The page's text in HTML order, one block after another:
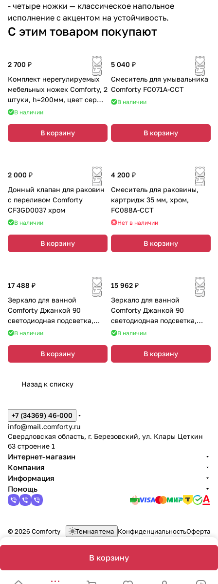
- четыре ножки — классическое напольное
исполнение с акцентом на устойчивость.
С этим товаром покупают
2 700 ₽
Комплект нерегулируемых
мебельных ножек Comforty, 2
штуки, h=200мм, цвет серый
шёлк
В наличии
В корзину
5 040 ₽
Смеситель для умывальника
Comforty FC071A-CCT
В наличии
В корзину
2 000 ₽
Донный клапан для раковин
с переливом Comforty
CF3GD0037 хром
В наличии
В корзину
4 200 ₽
Смеситель для раковины,
картридж 35 мм, хром,
FC088A-CCT
Нет в наличии
В корзину
17 488 ₽
Зеркало для ванной
Comforty Джанкой 90
светодиодная подсветка,
бесконтактный сенсор,
В наличии
В корзину
15 962 ₽
Зеркало для ванной
Comforty Джанкой 90
светодиодная подсветка,
бесконтактный сенсор
В наличии
В корзину
Назад к списку
В корзину
+7 (34369) 46-000
info@mail.comforty.ru
Свердловская область, г. Березовский, ул. Клары Цеткин
63 строение 1
Интернет-магазин
Компания
Информация
Помощь
© 2026 Comforty Темная тема КонфиденциальностьОферта